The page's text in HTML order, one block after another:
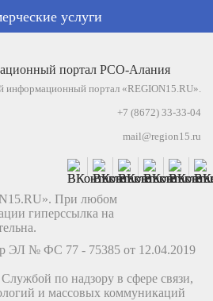
услуги
информационный портал «REGION15.RU».
+7 (8672) 33-33-04
mail@region15.ru
При любом
гиперссылка на
ЭЛ № ФС 77 - 75385 от 12.04.2019
по надзору в сфере связи,
и массовых коммуникаций